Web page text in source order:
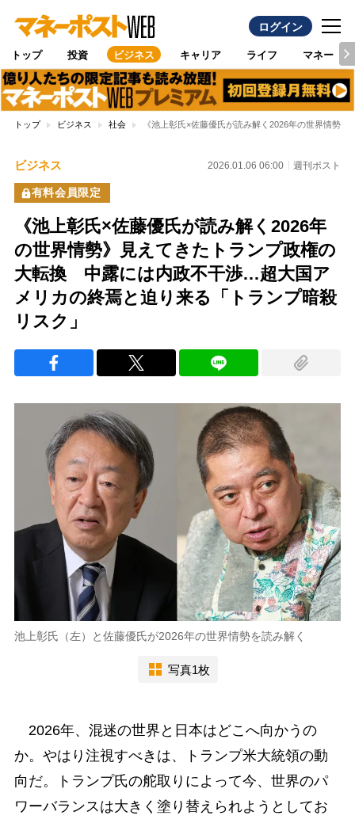
ログイン
トップ 投資 ビジネス キャリア ライフ マネー
トップ ビジネス 社会 《池上彰氏×佐藤優氏が読み解く2026年の世界情勢
ビジネス 2026.01.06 06:00 週刊ポスト
有料会員限定
《池上彰氏×佐藤優氏が読み解く2026年
の世界情勢》見えてきたトランプ政権の
大転換 中露には内政不干渉…超大国ア
メリカの終焉と迫り来る「トランプ暗殺
リスク」
池上彰氏（左）と佐藤優氏が2026年の世界情勢を読み解く
写真1枚
2026年、混迷の世界と日本はどこへ向かうの
か。やはり注視すべきは、トランプ米大統領の動
向だ。トランプ氏の舵取りによって今、世界のパ
ワーバランスは大きく塗り替えられようとしてお